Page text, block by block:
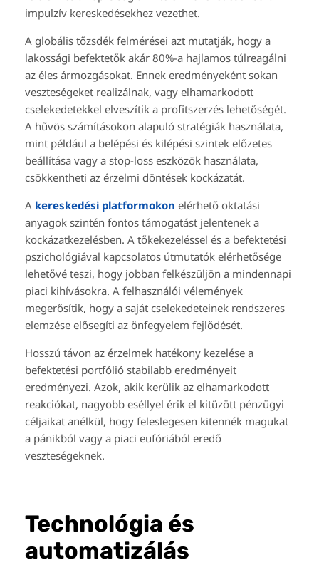
impulzív kereskedésekhez vezethet.
A globális tőzsdék felmérései azt mutatják, hogy a
lakossági befektetők akár 80%-a hajlamos túlreagálni
az éles ármozgásokat. Ennek eredményeként sokan
veszteségeket realizálnak, vagy elhamarkodott
cselekedetekkel elveszítik a profitszerzés lehetőségét.
A hűvös számításokon alapuló stratégiák használata,
mint például a belépési és kilépési szintek előzetes
beállítása vagy a stop-loss eszközök használata,
csökkentheti az érzelmi döntések kockázatát.
A kereskedési platformokon elérhető oktatási
anyagok szintén fontos támogatást jelentenek a
kockázatkezelésben. A tőkekezeléssel és a befektetési
pszichológiával kapcsolatos útmutatók elérhetősége
lehetővé teszi, hogy jobban felkészüljön a mindennapi
piaci kihívásokra. A felhasználói vélemények
megerősítik, hogy a saját cselekedeteinek rendszeres
elemzése elősegíti az önfegyelem fejlődését.
Hosszú távon az érzelmek hatékony kezelése a
befektetési portfólió stabilabb eredményeit
eredményezi. Azok, akik kerülik az elhamarkodott
reakciókat, nagyobb eséllyel érik el kitűzött pénzügyi
céljaikat anélkül, hogy feleslegesen kitennék magukat
a pánikból vagy a piaci eufóriából eredő
veszteségeknek.
Technológia és
automatizálás